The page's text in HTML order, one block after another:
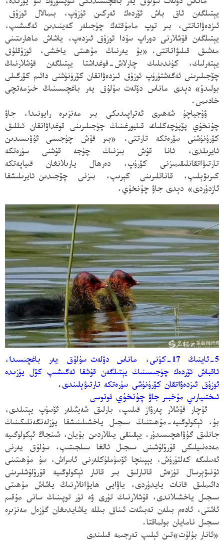
ماناس دۆلەت سۇلۇق يەر باغچىسىدىكى سۈپسۈزۈك سۇ يۈزىدە،
يېتىلگەن ئاق باش ئۆردەك ئەركىن ئۈزۈپ، بىمالال ئوزۇق
ئىزدەۋاتاتتى، بىر توپ مامۇقتەك چۈجىلەر كەينىدىن ئەگىشىپ،
يېتىلگەن قۇشلارنى دوراپ سۇدا ئوزۇق ئىزدەپ، ياشاش ماھارىتىنى
مەشىق قىلىۋاتاتتى. «بۇ يەرنىڭ مۇھىتى ياخشى، ئوزۇقلۇق
يېتەرلىك، كۈندىلىك چارلاش-قوغداشتا يېتىلگەن قۇشلارنىڭ
چۆجىلىرىنى ئەگەشتۈرۈپ ئوزۇق ئىزدەۋاتقان كۆرۈنۈشنى دائىم كۆرگىلى
بولىدۇ» دېدى ماناس دۆلەت سۇلۇق يەر باغچىسىنىڭ خىزمەتچى
خادىمى.
ۋۇجياچۈ شەھىرى ئەتراپىدىكى بىر مەنزىرە رايونىدا، جاۋ
چۇنخۇي پۆپۈچەكلىك قىليورغىنىڭ چۈجىلىرىنى قوغداۋاتقان ئىللىق
كۆرۈنۈشنى سۆرەتكە تارتتى. «بىر قۇش چۈجىسى ئۇۋىسىدىن
ئايرىلدى، ئانا قۇش بىزنىڭ چۈجە قۇشنى سۈرەتكە
تارتىۋاتقانلىقىمىزنى كۆرۈپ، دەرھال يارىلانغان قىياپەتكە
كىرىۋېلىپ، قاناتلىرىنى كېرىپ، بىزنى چۆجىدىن ئايرىلىشقا
ئازدۇردى» دېدى جاۋ چۇنخۇي.
5-ئاينىڭ 17-كۈنى، ماناس دۆلەت
سۇلۇق يەر باغچىسىدا،
ئاقباش ئۆردەك چۈجىسىنىڭ يېتىلگەن قۇشقا ئەگىشىپ كۆل يۈزىدە
ئوزۇق ئىزدەۋاتقان كۆرۈنۈشى سۈرەتكە تارتىۋېلىندى.
ئىختىيارىي مۇخبىر جاۋ چۇنخۇي فوتوسى
ئۇچار قۇشلار پەرۋاز قىلىپ، بارلىق شەيئىلەر ئۆسۈپ يېتىلدى،
بۇ، ئېكولوگىيە-مۇھىتنىڭ سىجىل ياخشىلىنىشقا يۈزلەنگەنلىكىنىڭ
جانلىق گۇۋاھچىسىدۇر. يېقىنقى يىللاردىن بۇيان، شىنجاڭ ئېكولوگىيە
مەدەنىيلىكى قۇرۇلۇشىنى سىجىل ئالغا سىلجىتىپ، سۇلۇق يەرنى
ئەسلىگە كەلتۈرۈش، يېپىنچا ئۆسۈملۈكلەرنى ئاسراش، سۇ مۇھىتىنى
ئۇنىۋېرسال تۈزەش قاتارلىق بىر قاتار ئېكولوگىيە قۇرۇلۇشلىرىنى
دائىملىق قانات يايدۇردى، ياۋايى ھايۋانلارنىڭ ياشاش مۇھىتى
سىجىل ياخشىلاندى، قۇشلارنىڭ تۈرى ۋە تۈر توپىنىڭ سانى مۇقىم
ئاشتى، ئادەم بىلەن تەبىئەت ئىناق بىللە ياشايدىغان گۈزەل مەنزىرە
سىجىل نامايان بولماقتا.
«ئانار بۇلۇت»تىن ئېلىپ تەرجىمە قىلىندى